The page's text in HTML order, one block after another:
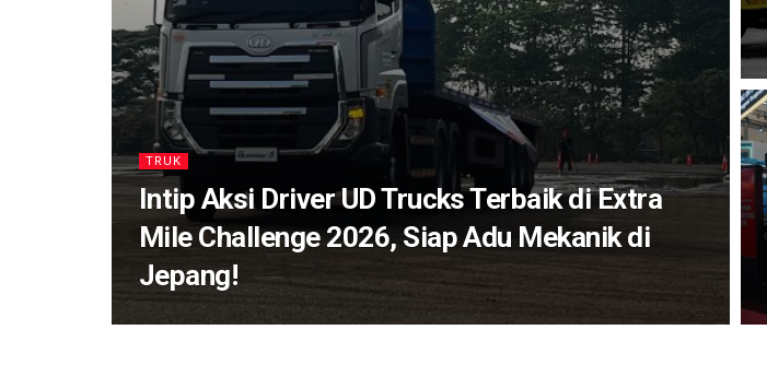
TRUK
Intip Aksi Driver UD Trucks Terbaik di Extra
Mile Challenge 2026, Siap Adu Mekanik di
Jepang!